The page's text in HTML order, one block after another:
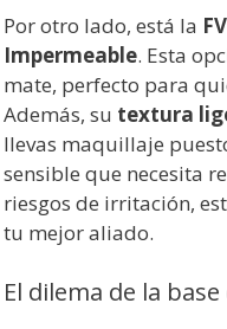
Por otro lado, está la
Impermeable. Esta
mate, perfecto para
Además, su textura
llevas maquillaje
sensible que necesita
riesgos de irritación,
tu mejor aliado.
El dilema de la